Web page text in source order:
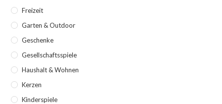
Freizeit
Garten & Outdoor
Geschenke
Gesellschaftsspiele
Haushalt & Wohnen
Kerzen
Kinderspiele